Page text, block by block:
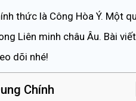
thức là Công Hòa Ý. Một
Liên minh châu Âu. Bài
dõi nhé!
Chính